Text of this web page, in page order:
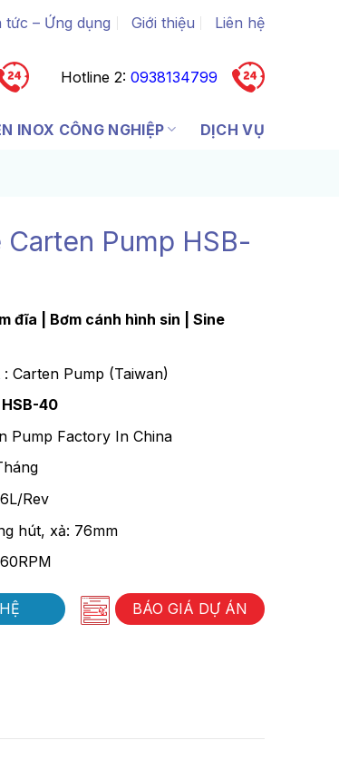
tức – Ứng dụng Giới thiệu Liên hệ
Hotline 2: 0938134799
INOX CÔNG NGHIỆP DỊCH VỤ
Carten Pump HSB-
đĩa | Bơm cánh hình sin | Sine
Carten Pump (Taiwan)
HSB-40
Pump Factory In China
Rev
hút, xả: 76mm
BÁO GIÁ DỰ ÁN